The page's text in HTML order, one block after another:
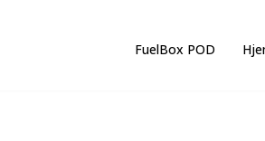
FuelBox POD